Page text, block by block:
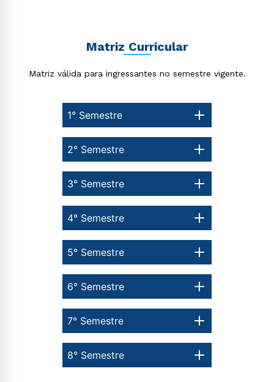
Matriz Curricular
Matriz válida para ingressantes no semestre vigente.
1° Semestre
8° Semestre
7° Semestre
6° Semestre
5° Semestre
4° Semestre
3° Semestre
2° Semestre